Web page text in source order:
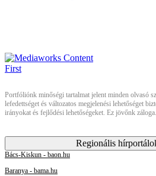
Portfóliónk minőségi tartalmat jelent minden olvasó
lefedettséget és változatos megjelenési lehetőséget
irányokat és fejlődési lehetőségeket. Ez jövőnk záloga.
Regionális
Bács-Kiskun - baon.hu
Baranya - bama.hu